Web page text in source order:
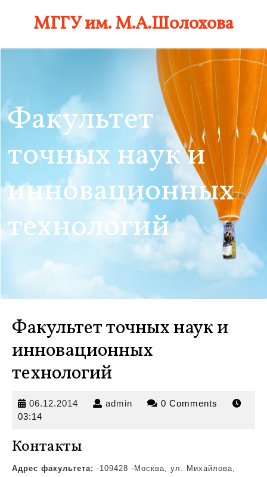
МГГУ им. М.А.Шолохова
Факультет
точных наук и
инновационных
технологий
Факультет точных наук и
инновационных
технологий
06.12.2014 06.12.2014
admin admin 0 Comments
03:14
Контакты
Адрес факультета: -109428 -Москва, ул. Михайлова,